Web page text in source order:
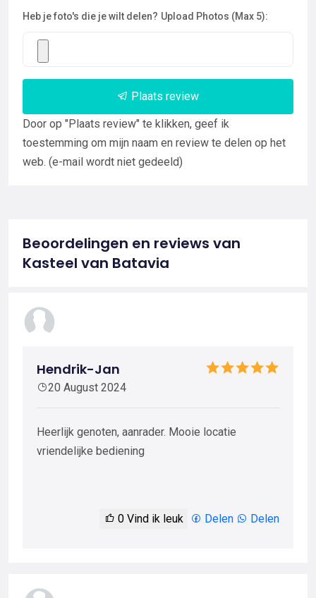
Heb je foto's die je wilt delen? Upload Photos (Max 5):
Plaats review
Door op "Plaats review" te klikken, geef ik
toestemming om mijn naam en review te delen op het
web. (e-mail wordt niet gedeeld)
Beoordelingen en reviews van
Kasteel van Batavia
Hendrik-Jan
20 August 2024
Heerlijk genoten, aanrader. Mooie locatie
vriendelijke bediening
0 Vind ik leuk Delen Delen